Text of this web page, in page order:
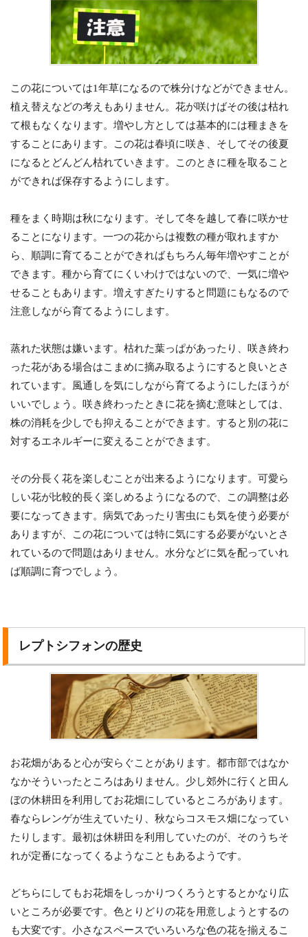
この花については1年草になるので株分けなどができません。
植え替えなどの考えもありません。花が咲けばその後は枯れ
て根もなくなります。増やし方としては基本的には種まきを
することにあります。この花は春頃に咲き、そしてその後夏
になるとどんどん枯れていきます。このときに種を取ること
ができれば保存するようにします。
種をまく時期は秋になります。そして冬を越して春に咲かせ
ることになります。一つの花からは複数の種が取れますか
ら、順調に育てることができればもちろん毎年増やすことが
できます。種から育てにくいわけではないので、一気に増や
せることもあります。増えすぎたりすると問題にもなるので
注意しながら育てるようにします。
蒸れた状態は嫌います。枯れた葉っぱがあったり、咲き終わ
った花がある場合はこまめに摘み取るようにすると良いとさ
れています。風通しを気にしながら育てるようにしたほうが
いいでしょう。咲き終わったときに花を摘む意味としては、
株の消耗を少しでも抑えることができます。すると別の花に
対するエネルギーに変えることができます。
その分長く花を楽しむことが出来るようになります。可愛ら
しい花が比較的長く楽しめるようになるので、この調整は必
要になってきます。病気であったり害虫にも気を使う必要が
ありますが、この花については特に気にする必要がないとさ
れているので問題はありません。水分などに気を配っていれ
ば順調に育つでしょう。
レプトシフォンの歴史
お花畑があると心が安らぐことがあります。都市部ではなか
なかそういったところはありません。少し郊外に行くと田ん
ぼの休耕田を利用してお花畑にしているところがあります。
春ならレンゲが生えていたり、秋ならコスモス畑になってい
たりします。最初は休耕田を利用していたのが、そのうちそ
れが定番になってくるようなこともあるようです。
どちらにしてもお花畑をしっかりつくろうとするとかなり広
いところが必要です。色とりどりの花を用意しようとするの
も大変です。小さなスペースでいろいろな色の花を揃えるこ